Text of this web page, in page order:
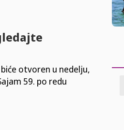
otvoren u nedelju,
59. po redu